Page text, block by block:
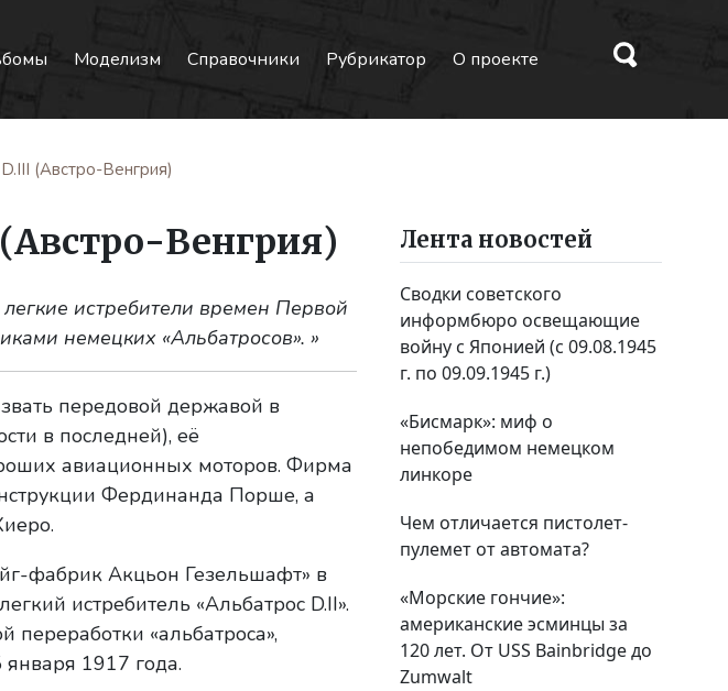
Моделизм Справочники Рубрикатор О проекте
(Австро-Венгрия)
Венгрия)
истребители времен Первой
немецких «Альбатросов». »
передовой державой в
в последней), её
авиационных моторов. Фирма
Фердинанда Порше, а
фабрик Акцьон Гезельшафт» в
истребитель «Альбатрос D.II».
переработки «альбатроса»,
1917 года.
Лента новостей
Сводки советского
информбюро освещающие
войну с Японией (с 09.08.1945
г. по 09.09.1945 г.)
«Бисмарк»: миф о
непобедимом немецком
линкоре
Чем отличается пистолет-
пулемет от автомата?
«Морские гончие»:
американские эсминцы за
120 лет. От USS Bainbridge до
Zumwalt